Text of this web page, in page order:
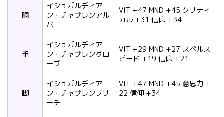
胴
イシュガルディア
ン・チャプレンアル
バ
VIT +47 MND +45 クリティ
カル +31 信仰 +34
手
イシュガルディア
ン・チャプレングロ
ーブ
VIT +29 MND +27 スペルス
ピード +19 信仰 +21
脚
イシュガルディア
ン・チャプレンブリ
ーチ
VIT +47 MND +45 意思力 +
22 信仰 +34